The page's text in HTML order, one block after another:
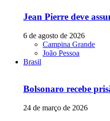
Jean Pierre deve
6 de agosto de 2026
Campina Grande
João Pessoa
Brasil
Bolsonaro recebe
24 de março de 2026